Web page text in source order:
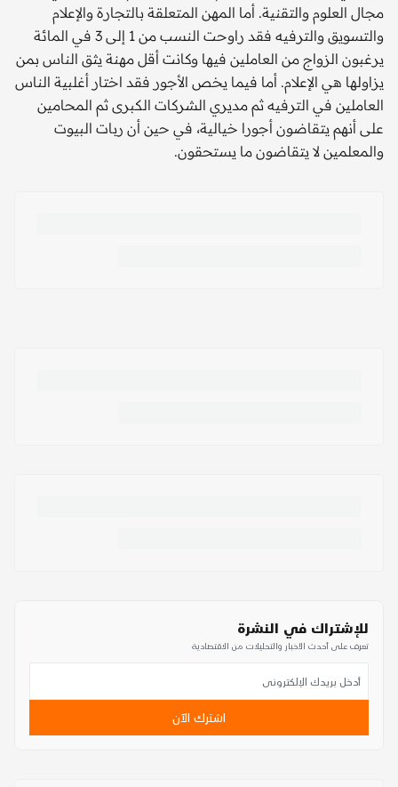
مجال العلوم والتقنية. أما المهن المتعلقة بالتجارة والإعلام
والتسويق والترفيه فقد راوحت النسب من 1 إلى 3 في المائة
يرغبون الزواج من العاملين فيها وكانت أقل مهنة يثق الناس بمن
يزاولها هي الإعلام. أما فيما يخص الأجور فقد اختار أغلبية الناس
العاملين في الترفيه ثم مديري الشركات الكبرى ثم المحامين
على أنهم يتقاضون أجورا خيالية، في حين أن ربات البيوت
والمعلمين لا يتقاضون ما يستحقون.
للإشتراك في النشرة
تعرف على أحدث الأخبار والتحليلات من الاقتصادية
اشترك الآن